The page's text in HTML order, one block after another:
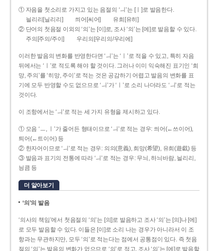
① 자음을 첫소리로 가지고 있는 음절의 ‘ㅢ’는 [ㅣ]로 발음한다.
늴리리[닐리리]
씌어[씨어]
유희[유히]
② 단어의 첫음절 이외의 ‘의’는 [이]로, 조사 ‘의’는 [에]로 발음할 수 있다.
주의[주의/주이]
우리의[우리의/우리에]
이러한 발음의 변화를 반영한다면 ‘ㅢ’는 ‘ㅣ’로 적을 수 있고, 특히 자음
뒤에서는 ‘ㅣ’로 적도록 해야 할 것이다. 그러나 이미 익숙해진 표기인 ‘희
망, 주의’를 ‘히망, 주이’로 적는 것은 공감하기 어렵고 발음의 변화를 표
기에 모두 반영할 수도 없으므로 ‘ㅢ’가 ‘ㅣ’로 소리 나더라도 ‘ㅢ’로 적는
것이다.
이 조항에서는 ‘ㅢ’로 적는 세 가지 유형을 제시하고 있다.
① 모음 ‘ㅡ, ㅣ’가 줄어든 형태이므로 ‘ㅢ’로 적는 경우: 씌어(←쓰이어),
틔어(←트이어) 등
② 한자어이므로 ‘ㅢ’로 적는 경우: 의의(意義), 희망(希望), 유희(遊戱) 등
③ 발음과 표기의 전통에 따라 ‘ㅢ’로 적는 경우: 무늬, 하늬바람, 늴리리,
닁큼 등
더 알아보기
‘의’의 발음
‘의사의 책임’에서 첫음절의 ‘의’는 [의]로 발음하고 조사 ‘의’는 [의]나 [에]
로 모두 발음할 수 있다. 이들은 [이]로 소리 나는 경우가 아니라서 이 조
항과는 무관하지만, 모두 ‘의’로 적는다는 점에서 공통점이 있다. 즉 첫음
절의 ‘의’는 발음의 변화가 없으므로 ‘의’로 적고, 조사 ‘의’는 [에]로 발음할